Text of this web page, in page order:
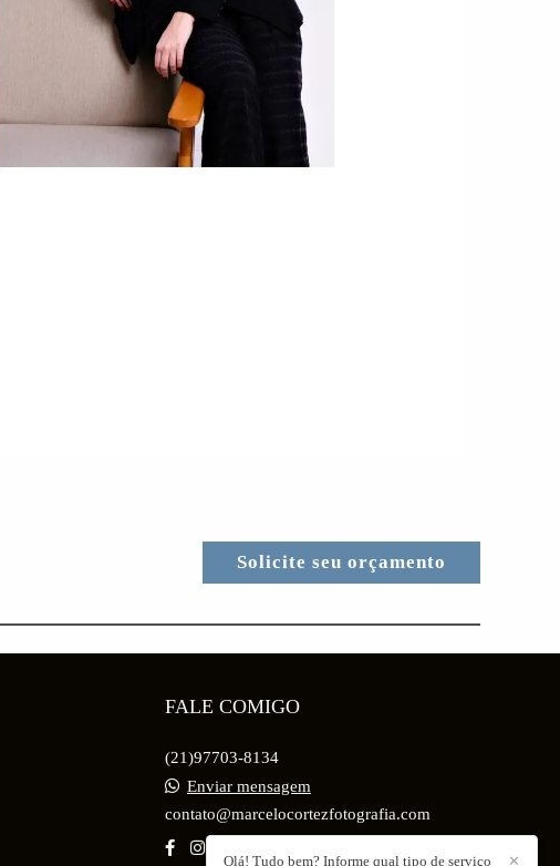
Solicite seu orçamento
FALE COMIGO
(21)97703-8134
Enviar mensagem
contato@marcelocortezfotografia.com
✕
Olá! Tudo bem? Informe qual tipo de serviço